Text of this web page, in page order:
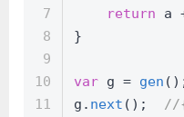
7
8
9
10
11
return a
}
var g = gen
g. next (); //